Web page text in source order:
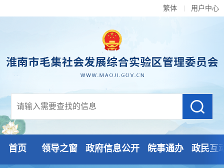
繁体 用户中心
首页 领导之窗 政府信息公开 皖事通办 政民互